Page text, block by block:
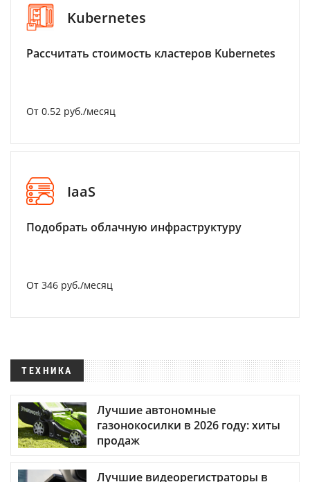
Kubernetes
Рассчитать стоимость кластеров Kubernetes
От 0.52 руб./месяц
IaaS
Подобрать облачную инфраструктуру
От 346 руб./месяц
ТЕХНИКА
Лучшие автономные
газонокосилки в 2026 году: хиты
продаж
Лучшие видеорегистраторы в